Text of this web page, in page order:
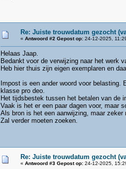
Re: Juiste trouwdatum gezocht
« Antwoord #2 Gepost op: 24-12-2025,
Helaas Jaap.
Bedankt voor de verwijzing naar het werk
Heb hier thuis zijn eigen exemplaren en
Impost is een ander woord voor
klasse pro deo.
Het tijdsbestek tussen het betalen van de
Vaak is het er een paar dagen voor, maar
Als bron is het een aanwijzing, maar zeker
Zal verder moeten zoeken.
Re: Juiste trouwdatum gezocht
« Antwoord #3 Gepost op: 24-12-2025,